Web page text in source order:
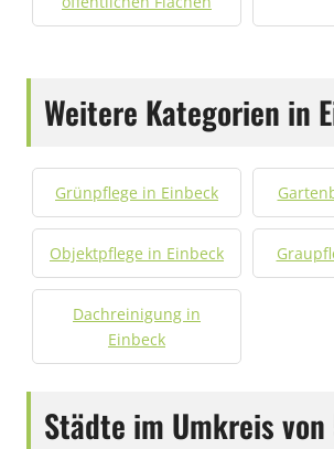
Weitere Kategorien in
Grünpflege in Einbeck
Objektpflege in Einbeck
Dachreinigung in
Einbeck
Städte im Umkreis